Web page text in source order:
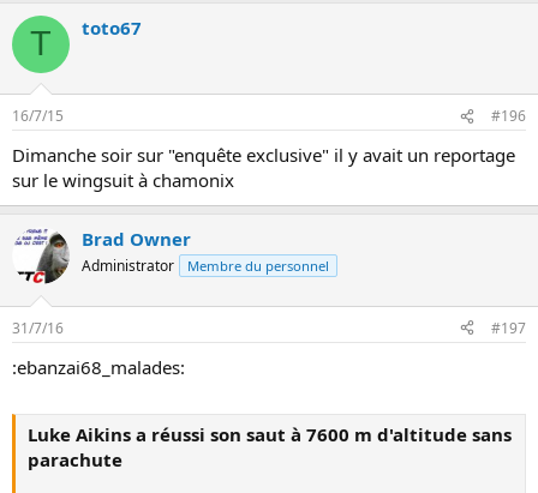
T toto67
16/7/15 #196
Dimanche soir sur "enquête exclusive" il y avait un reportage
sur le wingsuit à chamonix
Brad Owner
Administrator Membre du personnel
31/7/16 #197
:ebanzai68_malades:
Luke Aikins a réussi son saut à 7600 m d'altitude sans
parachute